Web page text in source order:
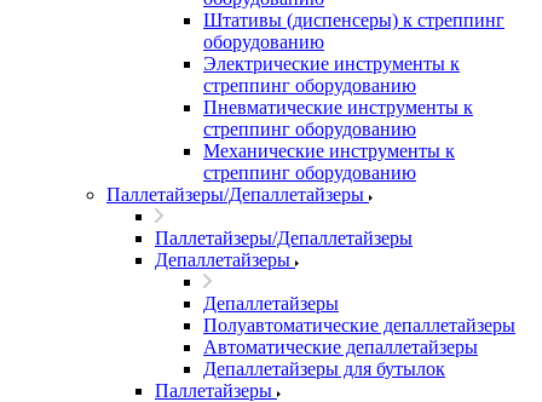
Штативы (диспенсеры) к стреппинг
оборудованию
Электрические инструменты к
стреппинг оборудованию
Пневматические инструменты к
стреппинг оборудованию
Механические инструменты к
стреппинг оборудованию
Паллетайзеры/Депаллетайзеры
Паллетайзеры/Депаллетайзеры
Депаллетайзеры
Депаллетайзеры
Полуавтоматические депаллетайзеры
Автоматические депаллетайзеры
Депаллетайзеры для бутылок
Паллетайзеры